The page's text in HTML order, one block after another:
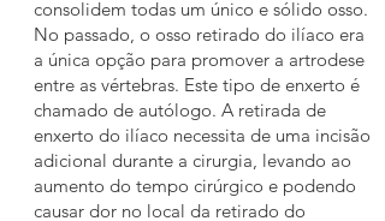
consolidem todas um único e sólido osso.
No passado, o osso retirado do ilíaco era
a única opção para promover a artrodese
entre as vértebras. Este tipo de enxerto é
chamado de autólogo. A retirada de
enxerto do ilíaco necessita de uma incisão
adicional durante a cirurgia, levando ao
aumento do tempo cirúrgico e podendo
causar dor no local da retirado do